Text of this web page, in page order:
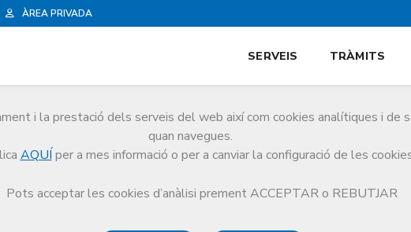
ÀREA PRIVADA
i la prestació dels serveis del web així com cookies analítiques i de
quan navegues.
AQUÍ per a mes informació o per a canviar la configuració de les
Pots acceptar les cookies d’anàlisi prement ACCEPTAR o REBUTJAR
SERVEIS TRÀMITS
el currículum